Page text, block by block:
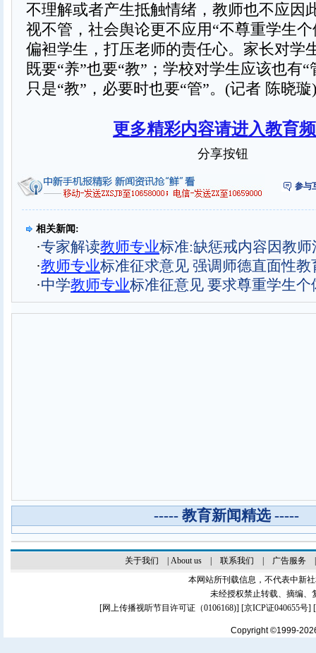
不理解或者产生抵触情绪，教师也不应因
视不管，社会舆论更不应用“不尊重学生
偏袒学生，打压老师的责任心。家长对学
既要“养”也要“教”；学校对学生应该也有
只是“教”，必要时也要“管”。(记者 陈晓璇
更多精彩内容请进入教育
分享按钮
参与
相关新闻:
·专家解读教师专业标准:缺惩戒内容因教师
·教师专业标准征求意见 强调师德直面性教
·中学教师专业标准征意见 要求尊重学生个
----- 教育新闻精选 -----
关于我们 About us| 联系我们 广告服务
本网站所刊载信息，不代表中新
未经授权禁止转载、摘编、
[网上传播视听节目许可证（0106168)] [京ICP证040655号]
Copyright ©1999-